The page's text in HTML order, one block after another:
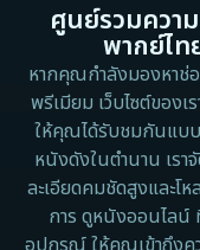
ศูนย์รวมควา
พากย์ไท
หากคุณกำลังมองหาช่
พรีเมียม เว็บไซต์ของ
ให้คุณได้รับชมกันแบบ
หนังดังในตำนาน เร
ละเอียดคมชัดสูงและโ
การ ดูหนังออนไลน์